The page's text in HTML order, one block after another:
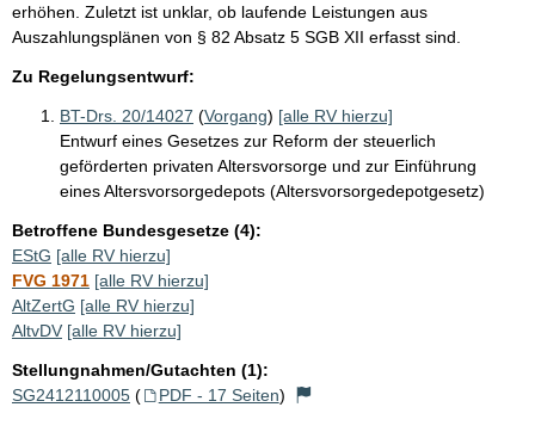
erhöhen. Zuletzt ist unklar, ob laufende Leistungen aus
Auszahlungsplänen von § 82 Absatz 5 SGB XII erfasst sind.
Zu Regelungsentwurf:
BT-Drs. 20/14027 (Vorgang) [alle RV hierzu]
Entwurf eines Gesetzes zur Reform der steuerlich
geförderten privaten Altersvorsorge und zur Einführung
eines Altersvorsorgedepots (Altersvorsorgedepotgesetz)
Betroffene Bundesgesetze (4):
EStG [alle RV hierzu]
FVG 1971 [alle RV hierzu]
AltZertG [alle RV hierzu]
AltvDV [alle RV hierzu]
Stellungnahmen/Gutachten (1):
SG2412110005 ( PDF - 17 Seiten)